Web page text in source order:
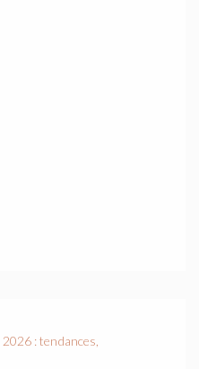
: tendances,